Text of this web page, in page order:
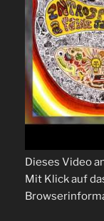
Dieses Video
Mit Klick auf